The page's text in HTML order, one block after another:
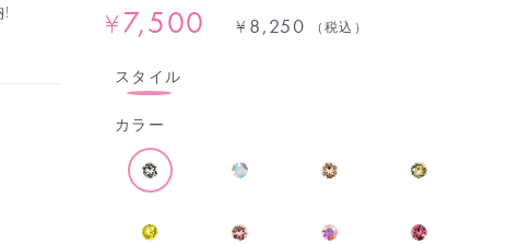
! ¥7,500 ¥ 8,250 （税込）
スタイル
カラー